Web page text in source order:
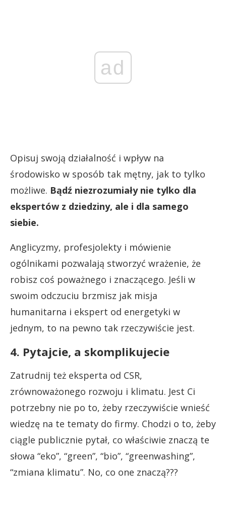
ad
Opisuj swoją działalność i wpływ na
środowisko w sposób tak mętny, jak to tylko
możliwe. Bądź niezrozumiały nie tylko dla
ekspertów z dziedziny, ale i dla samego
siebie.
Anglicyzmy, profesjolekty i mówienie
ogólnikami pozwalają stworzyć wrażenie, że
robisz coś poważnego i znaczącego. Jeśli w
swoim odczuciu brzmisz jak misja
humanitarna i ekspert od energetyki w
jednym, to na pewno tak rzeczywiście jest.
4. Pytajcie, a skomplikujecie
Zatrudnij też eksperta od CSR,
zrównoważonego rozwoju i klimatu. Jest Ci
potrzebny nie po to, żeby rzeczywiście wnieść
wiedzę na te tematy do firmy. Chodzi o to, żeby
ciągle publicznie pytał, co właściwie znaczą te
słowa “eko”, “green”, “bio”, “greenwashing”,
“zmiana klimatu”. No, co one znaczą???